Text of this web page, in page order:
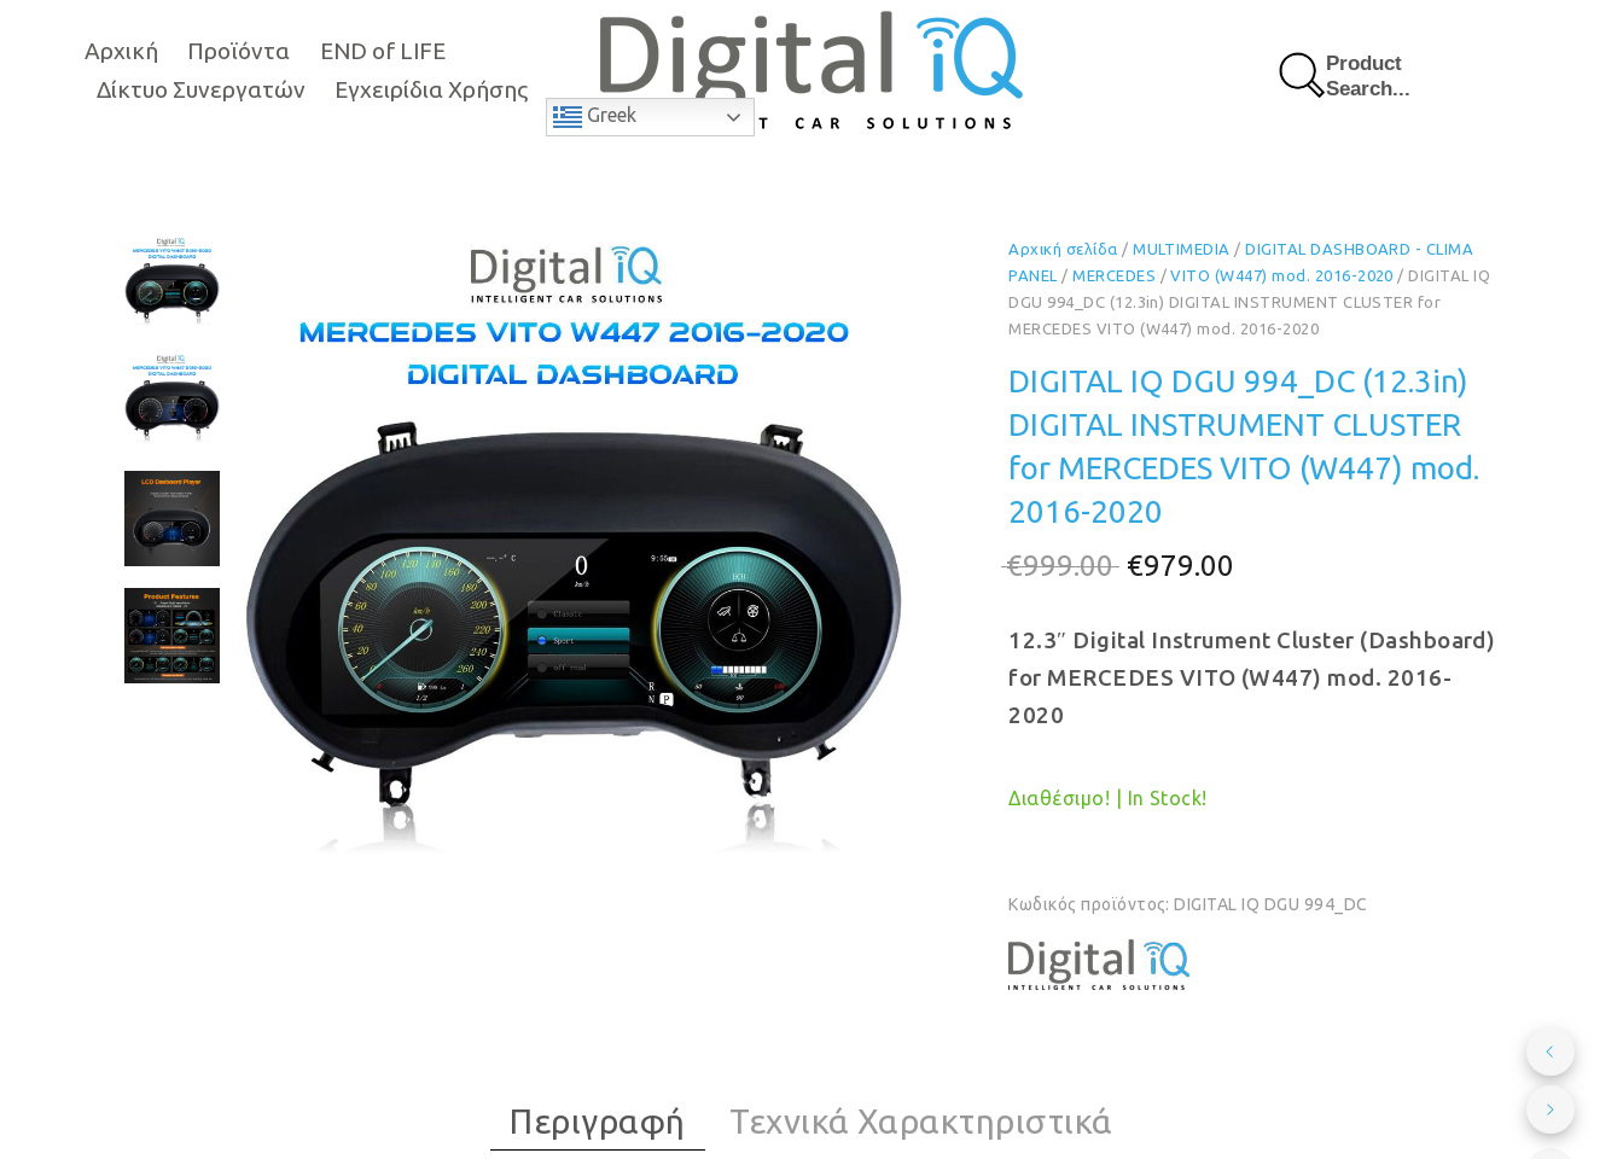
Αρχική Προϊόντα
END of LIFE
Δίκτυο Συνεργατών
Εγχειρίδια Χρήσης
Greek
Product
Search...
Αρχική σελίδα /MULTIMEDIA /DIGITAL DASHBOARD - CLIMA
PANEL /MERCEDES /VITO (W447) mod. 2016-2020 / DIGITAL IQ
DGU 994_DC (12.3in) DIGITAL INSTRUMENT CLUSTER for
MERCEDES VITO (W447) mod. 2016-2020
DIGITAL IQ DGU 994_DC (12.3in)
DIGITAL INSTRUMENT CLUSTER
for MERCEDES VITO (W447) mod.
2016-2020
€999.00 Original
was:
€999.00.
€979.00
τιμή
είναι:
12.3″ Digital Instrument Cluster (Dashboard)
for MERCEDES VITO (W447) mod. 2016-
2020
Διαθέσιμο! | In Stock!
Κωδικός προϊόντος:DIGITAL IQ DGU 994_DC
Περιγραφή Τεχνικά Χαρακτηριστικά